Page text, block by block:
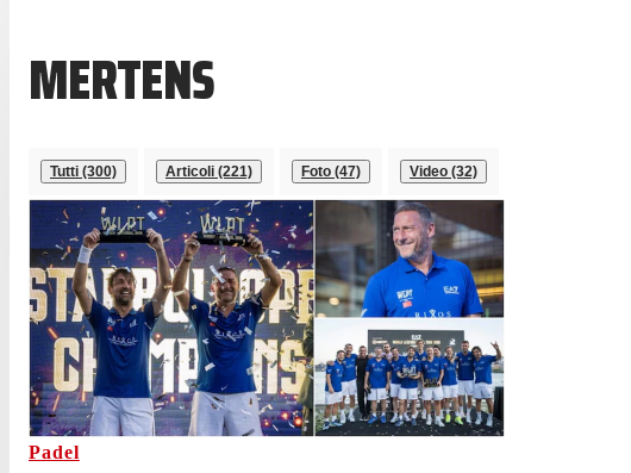
MERTENS
Tutti (300) Articoli (221) Foto (47) Video (32)
Padel